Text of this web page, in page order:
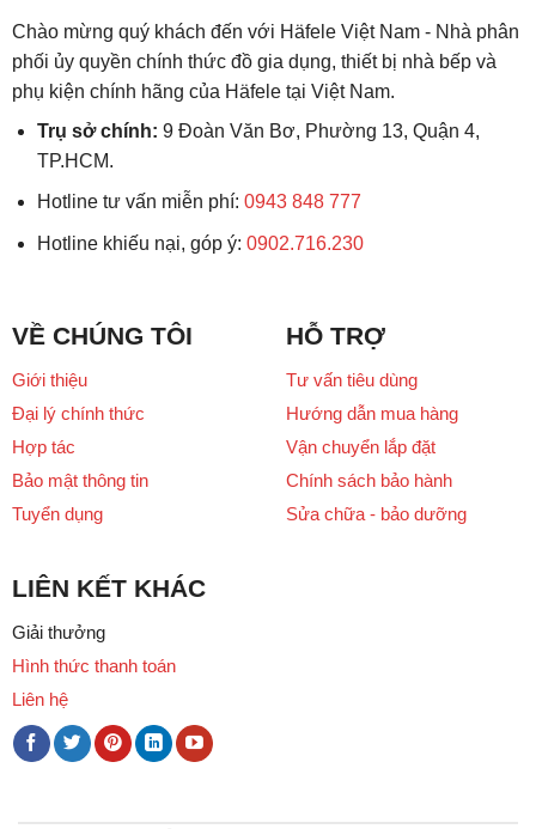
Chào mừng quý khách đến với Häfele Việt Nam - Nhà phân
phối ủy quyền chính thức đồ gia dụng, thiết bị nhà bếp và
phụ kiện chính hãng của Häfele tại Việt Nam.
Trụ sở chính: 9 Đoàn Văn Bơ, Phường 13, Quận 4,
TP.HCM.
Hotline tư vấn miễn phí: 0943 848 777
Hotline khiếu nại, góp ý: 0902.716.230
VỀ CHÚNG TÔI
Giới thiệu
Đại lý chính thức
Hợp tác
Bảo mật thông tin
Tuyển dụng
HỖ TRỢ
Tư vấn tiêu dùng
Hướng dẫn mua hàng
Vận chuyển lắp đặt
Chính sách bảo hành
Sửa chữa - bảo dưỡng
LIÊN KẾT KHÁC
Giải thưởng
Hình thức thanh toán
Liên hệ